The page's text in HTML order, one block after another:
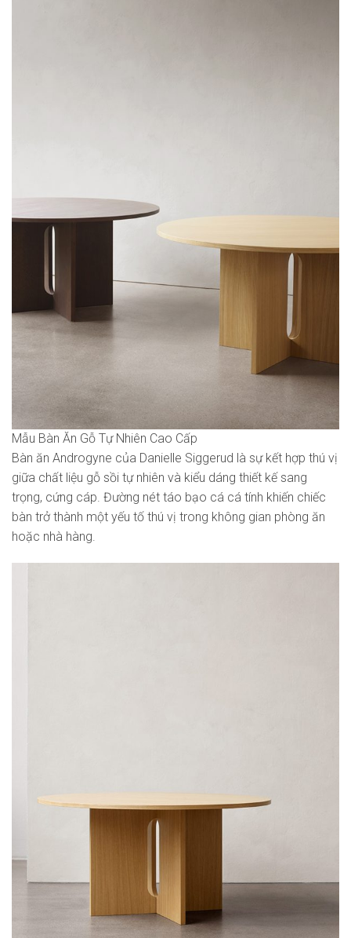
Mẫu Bàn Ăn Gỗ Tự Nhiên Cao Cấp
Bàn ăn Androgyne của Danielle Siggerud là sự kết hợp thú vị
giữa chất liệu gỗ sồi tự nhiên và kiểu dáng thiết kế sang
trọng, cứng cáp. Đường nét táo bạo cá cá tính khiến chiếc
bàn trở thành một yếu tố thú vị trong không gian phòng ăn
hoặc nhà hàng.